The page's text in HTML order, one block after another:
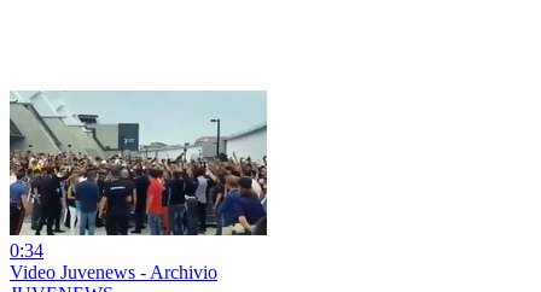
0:34
Video Juvenews - Archivio